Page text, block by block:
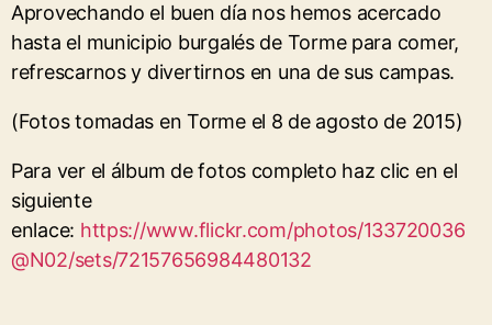
Aprovechando el buen día nos hemos acercado
hasta el municipio burgalés de Torme para comer,
refrescarnos y divertirnos en una de sus campas.
(Fotos tomadas en Torme el 8 de agosto de 2015)
Para ver el álbum de fotos completo haz clic en el
siguiente
enlace: https://www.flickr.com/photos/133720036
@N02/sets/72157656984480132